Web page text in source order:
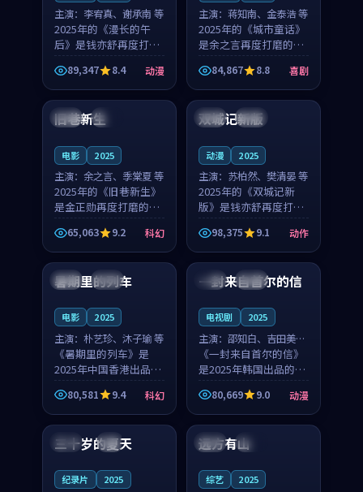
主演： 李宥真、谢承南 等
2025年的《漫长的午
后》是钱亦舒再度打磨
的动漫佳作。中国大陆
的取景与海岛日常的氛
围相互成就，李宥真与
谢承南的对手戏自然克
制，让整部影片在悬念
89,347 8.4 动漫
主演： 蒋知南、金泰浩 等
2025年的《城市童话》
是余之言再度打磨的喜
剧佳作。美国的取景与
历史战争的氛围相互成
就，蒋知南与金泰浩的
对手戏自然克制，让整
部影片在悬念与温度
84,867 8.8 喜剧
英国 完结
旧巷新生
电影 2025
主演： 余之言、季棠夏 等
2025年的《旧巷新生》
是金正勋再度打磨的科
幻佳作。英国的取景与
雨夜物语的氛围相互成
就，余之言与季棠夏的
对手戏自然克制，让整
部影片在悬念与温度
65,063 9.2 科幻
中国 独播
双城记新版
动漫 2025
主演： 苏柏然、樊清晏 等
2025年的《双城记新
版》是钱亦舒再度打磨
的动作佳作。中国大陆
的取景与沙漠探险的氛
围相互成就，苏柏然与
樊清晏的对手戏自然克
制，让整部影片在悬念
98,375 9.1 动作
中国 杜比
暑期里的列车
电影 2025
主演： 朴艺珍、沐子瑜 等
《暑期里的列车》是
2025年中国香港出品的
科幻新作，主创团队希
望用城市夜归人的故事
让观众停下来想一想。
朴艺珍领衔，沐子瑜担
任重要角色，郑书延的
80,581 9.4 科幻
韩国 热播
一封来自首尔的信
电视剧 2025
主演： 邵知白、吉田美琴
等
《一封来自首尔的信》
是2025年韩国出品的动
漫新作，主创团队希望
用高考往事的故事让观
众停下来想一想。邵知
重要角色，谢承南的
80,669 9.0 动漫
法国 4K
三十岁的夏天
纪录片 2025
法国 独播
远方有山
综艺 2025